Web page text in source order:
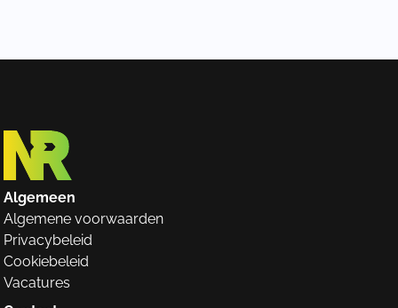
Algemeen
Algemene voorwaarden
Privacybeleid
Cookiebeleid
Vacatures